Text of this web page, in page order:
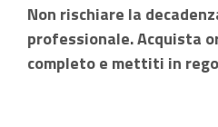
Non rischiare la
professionale. Acquista
completo e mettiti in